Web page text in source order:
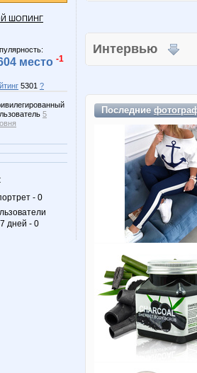
ШОПИНГ
место -1
5301 ?
5
- 0
дней - 0
Интервью
Последние